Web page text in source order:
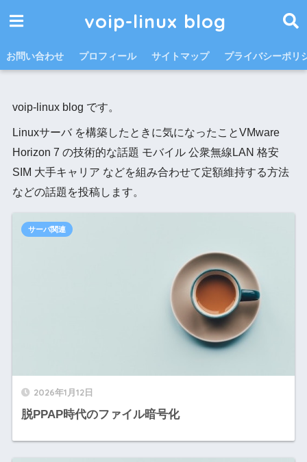
voip-linux blog
お問い合わせ プロフィール サイトマップ プライバシーポリ
voip-linux blog です。
Linuxサーバ を構築したときに気になったことVMware
Horizon 7 の技術的な話題 モバイル 公衆無線LAN 格安
SIM 大手キャリア などを組み合わせて定額維持する方法
などの話題を投稿します。
2026年1月12日
脱PPAP時代のファイル暗号化
サーバ関連